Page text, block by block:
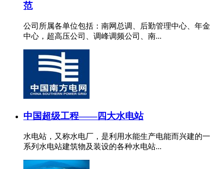
范
公司所属各单位包括：南网总调、后勤管理中心、年金
中心，超高压公司、调峰调频公司、南...
中国超级工程——四大水电站
水电站，又称水电厂，是利用水能生产电能而兴建的一
系列水电站建筑物及装设的各种水电站...